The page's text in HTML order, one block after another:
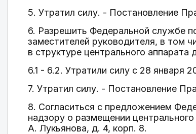
5. Утратил силу. - Постановление
6. Разрешить Федеральной службе
заместителей руководителя, в том
в структуре центрального
6.1 - 6.2. Утратили силу с 28 января
7. Утратил силу. - Постановление
8. Согласиться с предложением
надзору о размещении
А. Лукьянова, д. 4, корп. 8.